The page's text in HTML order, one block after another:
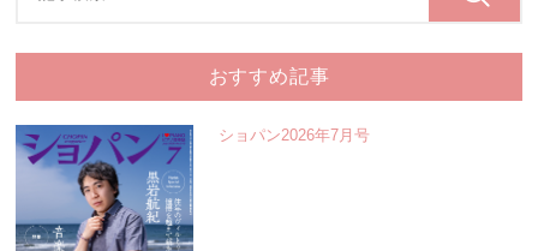
おすすめ記事
ショパン2026年7月号